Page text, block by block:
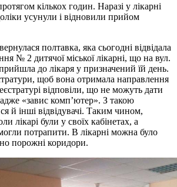
кількох годин. Наразі у лікарні
усунули і відновили прийом
полтавка, яка сьогодні відвідала
№ 2 дитячої міської лікарні, що на вул.
до лікаря у призначений їй день.
щоб вона отримала направлення
відповіли, що не можуть дати
«завис комп’ютер». З такою
й інші відвідувачі. Таким чином,
лікарі були у своїх кабінетах, а
потрапити. В лікарні можна було
порожні коридори.